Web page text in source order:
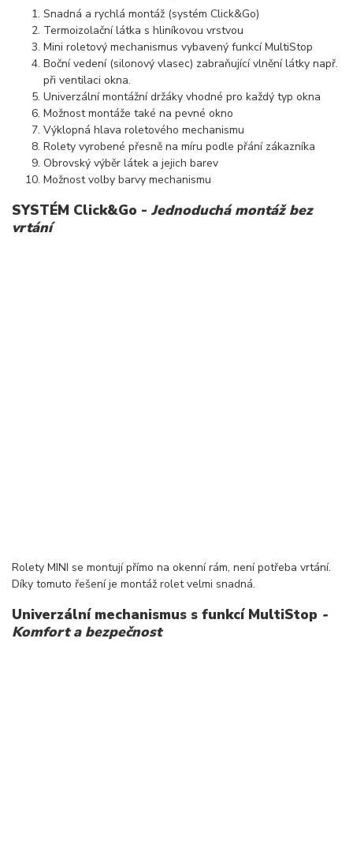
Snadná a rychlá montáž (systém Click&Go)
Termoizolační látka s hliníkovou vrstvou
Mini roletový mechanismus vybavený funkcí MultiStop
Boční vedení (silonový vlasec) zabraňující vlnění látky např.
při ventilaci okna.
Univerzální montážní držáky vhodné pro každý typ okna
Možnost montáže také na pevné okno
Výklopná hlava roletového mechanismu
Rolety vyrobené přesně na míru podle přání zákazníka
Obrovský výběr látek a jejich barev
Možnost volby barvy mechanismu
SYSTÉM Click&Go - Jednoduchá montáž bez
vrtání
Rolety MINI se montují přímo na okenní rám, není potřeba vrtání.
Díky tomuto řešení je montáž rolet velmi snadná.
Univerzální mechanismus s funkcí MultiStop -
Komfort a bezpečnost